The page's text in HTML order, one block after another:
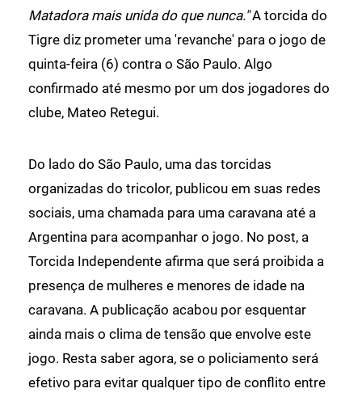
Matadora mais unida do que nunca."A torcida do
Tigre diz prometer uma 'revanche' para o jogo de
quinta-feira (6) contra o São Paulo. Algo
confirmado até mesmo por um dos jogadores do
clube, Mateo Retegui.
Do lado do São Paulo, uma das torcidas
organizadas do tricolor, publicou em suas redes
sociais, uma chamada para uma caravana até a
Argentina para acompanhar o jogo. No post, a
Torcida Independente afirma que será proibida a
presença de mulheres e menores de idade na
caravana. A publicação acabou por esquentar
ainda mais o clima de tensão que envolve este
jogo. Resta saber agora, se o policiamento será
efetivo para evitar qualquer tipo de conflito entre